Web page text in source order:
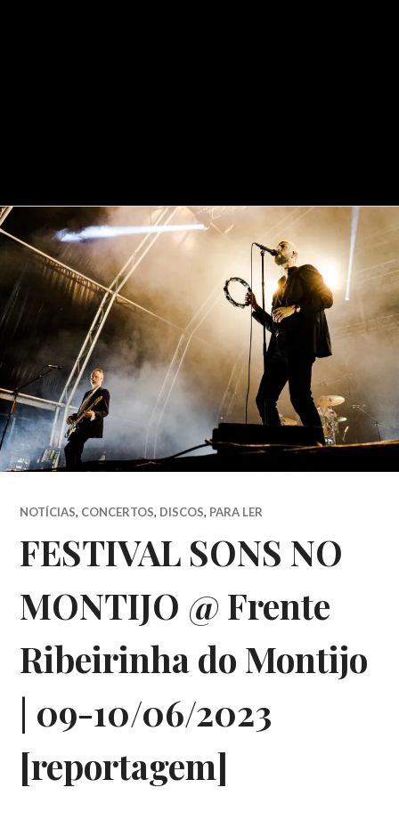
NOTÍCIAS, CONCERTOS, DISCOS, PARA LER
FESTIVAL SONS NO
MONTIJO @ Frente
Ribeirinha do Montijo
| 09-10/06/2023
[reportagem]